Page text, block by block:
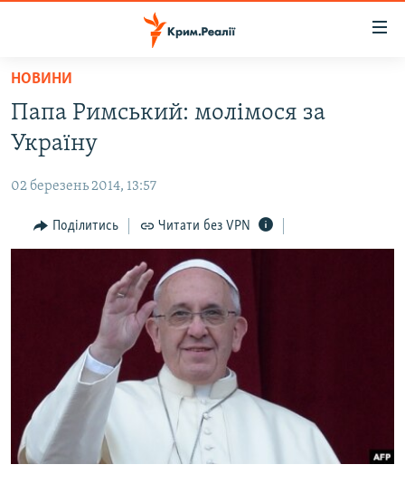
Перейти
основного
матеріалу
Перейти
до
навігації
Перейти
ВІДЕО ТА ФОТО
ПОЛІТИКА
БЛОГИ
ВСЕ ЗА ДЕНЬ
СПЕЦПРОЕКТИ
ДЕПОРТАЦІЯ
ВІДЕОУРОКИ «ELIFBE»
СВІДЧЕННЯ ОКУПАЦІЇ
ЯК ОБІЙТИ БЛОКУВАННЯ
Русский
Qırımtatar
НОВИНИ
Папа Римський: молімося за
Україну
02 березень 2014, 13:57
Поділитись Читати без VPN